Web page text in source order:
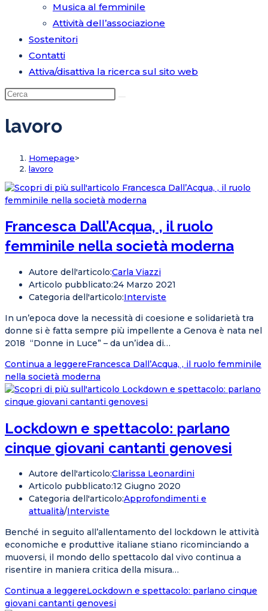
Musica al femminile
Attività dell’associazione
Sostenitori
Contatti
Attiva/disattiva la ricerca sul sito web
lavoro
Homepage>
lavoro
Francesca Dall’Acqua, , il ruolo
femminile nella società moderna
Autore dell'articolo:Carla Viazzi
Articolo pubblicato:24 Marzo 2021
Categoria dell'articolo:Interviste
In un’epoca dove la necessità di coesione e solidarietà tra
donne si è fatta sempre più impellente a Genova è nata nel
2018 “Donne in Luce” – da un’idea di…
Continua a leggereFrancesca Dall’Acqua, , il ruolo femminile
nella società moderna
Lockdown e spettacolo: parlano
cinque giovani cantanti genovesi
Autore dell'articolo:Clarissa Leonardini
Articolo pubblicato:12 Giugno 2020
Categoria dell'articolo:Approfondimenti e
attualità/Interviste
Benché in seguito all’allentamento del lockdown le attività
economiche e produttive italiane stiano ricominciando a
muoversi, il mondo dello spettacolo dal vivo continua a
risentire in maniera critica della misura…
Continua a leggereLockdown e spettacolo: parlano cinque
giovani cantanti genovesi